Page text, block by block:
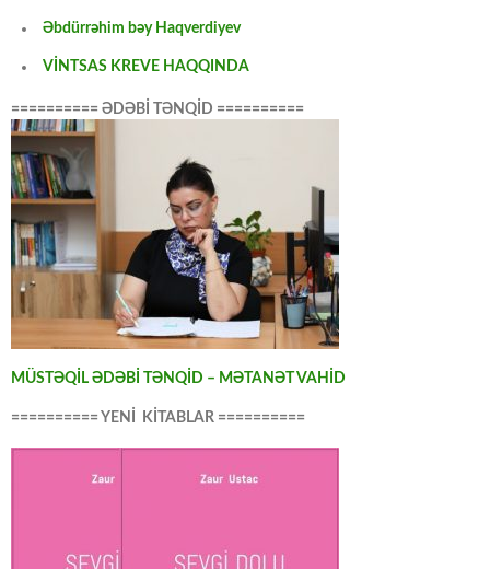
Əbdürrəhim bəy Haqverdiyev
VİNTSAS KREVE HAQQINDA
========== ƏDƏBİ TƏNQİD ==========
MÜSTƏQİL ƏDƏBİ TƏNQİD – MƏTANƏT VAHİD
========== YENİ KİTABLAR ==========